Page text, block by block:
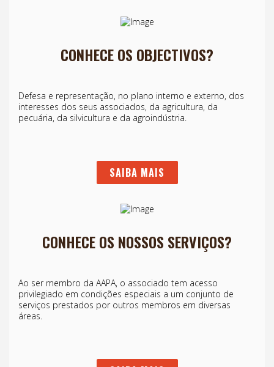
CONHECE OS OBJECTIVOS?
Defesa e representação, no plano interno e externo, dos
interesses dos seus associados, da agricultura, da
pecuária, da silvicultura e da agroindústria.
SAIBA MAIS
CONHECE OS NOSSOS SERVIÇOS?
Ao ser membro da AAPA, o associado tem acesso
privilegiado em condições especiais a um conjunto de
serviços prestados por outros membros em diversas
áreas.